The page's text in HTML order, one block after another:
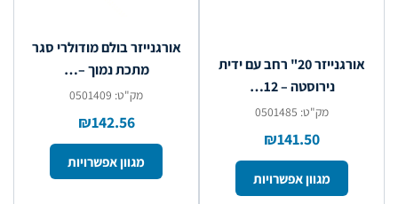
אורגנייזר 20" רחב עם ידית
נירוסטה – 12…
₪141.50
מגוון אפשרויות
אורגנייזר בולם מודולרי סגר
מתכת נמוך –…
₪142.56
מגוון אפשרויות